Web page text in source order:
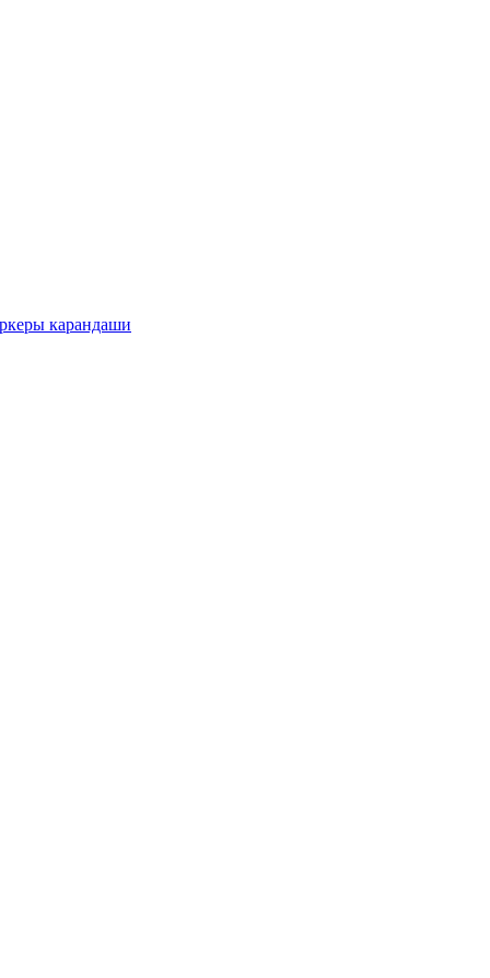
карандаши